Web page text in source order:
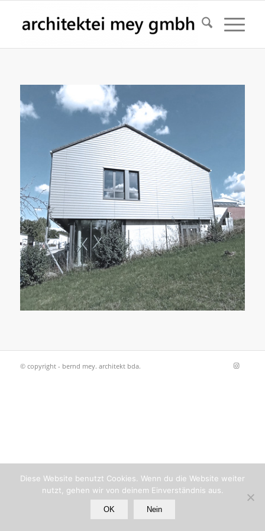
© copyright - bernd mey. architekt bda.
Diese Website benutzt Cookies. Wenn du die Website weiter
nutzt, gehen wir von deinem Einverständnis aus.
OK Nein